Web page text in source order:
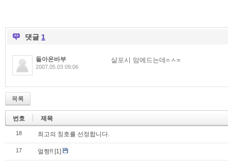
댓글 1
돌아온바부
2007.05.03 09:06
살포시 맘에드는데=ㅅ=
목록
번호 제목
18 최고의 칭호를 선정합니다.
17 얼짱!! [1]